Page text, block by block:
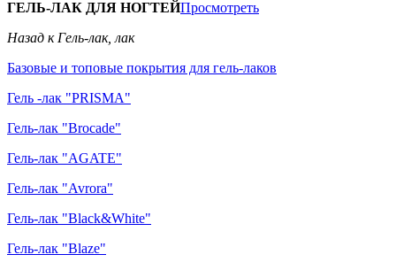
ГЕЛЬ-ЛАК ДЛЯ НОГТЕЙПросмотреть
Назад к Гель-лак, лак
Базовые и топовые покрытия для гель-лаков
Гель -лак "PRISMA"
Гель-лак "Brocade"
Гель-лак "AGATE"
Гель-лак "Avrora"
Гель-лак "Black&White"
Гель-лак "Blaze"